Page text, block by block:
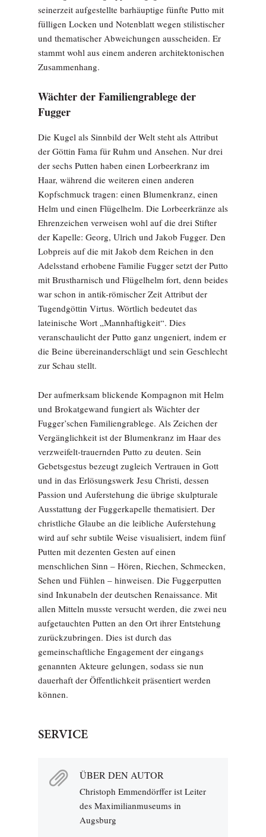
seinerzeit aufgestellte barhäuptige fünfte Putto mit
fülligen Locken und Notenblatt wegen stilistischer
und thematischer Abweichungen ausscheiden. Er
stammt wohl aus einem anderen architektonischen
Zusammenhang.
Wächter der Familiengrablege der
Fugger
Die Kugel als Sinnbild der Welt steht als Attribut
der Göttin Fama für Ruhm und Ansehen. Nur drei
der sechs Putten haben einen Lorbeerkranz im
Haar, während die weiteren einen anderen
Kopfschmuck tragen: einen Blumenkranz, einen
Helm und einen Flügelhelm. Die Lorbeerkränze als
Ehrenzeichen verweisen wohl auf die drei Stifter
der Kapelle: Georg, Ulrich und Jakob Fugger. Den
Lobpreis auf die mit Jakob dem Reichen in den
Adelsstand erhobene Familie Fugger setzt der Putto
mit Brustharnisch und Flügelhelm fort, denn beides
war schon in antik-römischer Zeit Attribut der
Tugendgöttin Virtus. Wörtlich bedeutet das
lateinische Wort „Mannhaftigkeit“. Dies
veranschaulicht der Putto ganz ungeniert, indem er
die Beine übereinanderschlägt und sein Geschlecht
zur Schau stellt.
Der aufmerksam blickende Kompagnon mit Helm
und Brokatgewand fungiert als Wächter der
Fugger’schen Familiengrablege. Als Zeichen der
Vergänglichkeit ist der Blumenkranz im Haar des
verzweifelt-trauernden Putto zu deuten. Sein
Gebetsgestus bezeugt zugleich Vertrauen in Gott
und in das Erlösungswerk Jesu Christi, dessen
Passion und Auferstehung die übrige skulpturale
Ausstattung der Fuggerkapelle thematisiert. Der
christliche Glaube an die leibliche Auferstehung
wird auf sehr subtile Weise visualisiert, indem fünf
Putten mit dezenten Gesten auf einen
menschlichen Sinn – Hören, Riechen, Schmecken,
Sehen und Fühlen – hinweisen. Die Fuggerputten
sind Inkunabeln der deutschen Renaissance. Mit
allen Mitteln musste versucht werden, die zwei neu
aufgetauchten Putten an den Ort ihrer Entstehung
zurückzubringen. Dies ist durch das
gemeinschaftliche Engagement der eingangs
genannten Akteure gelungen, sodass sie nun
dauerhaft der Öffentlichkeit präsentiert werden
können.
SERVICE
ÜBER DEN AUTOR
Christoph Emmendörffer ist Leiter
des Maximilianmuseums in
Augsburg